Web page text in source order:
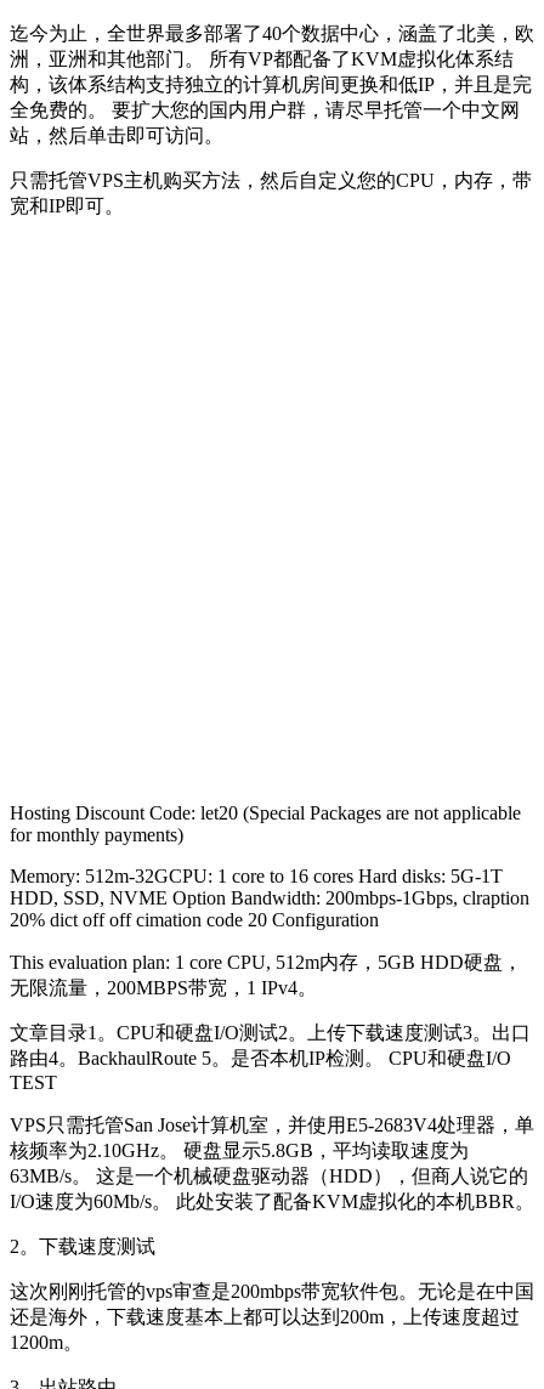
迄今为止，全世界最多部署了40个数据中心，涵盖了北美，欧
洲，亚洲和其他部门。 所有VP都配备了KVM虚拟化体系结
构，该体系结构支持独立的计算机房间更换和低IP，并且是完
全免费的。 要扩大您的国内用户群，请尽早托管一个中文网
站，然后单击即可访问。
只需托管VPS主机购买方法，然后自定义您的CPU，内存，带
宽和IP即可。
Hosting Discount Code: let20 (Special Packages are not applicable
for monthly payments)
Memory: 512m-32GCPU: 1 core to 16 cores Hard disks: 5G-1T
HDD, SSD, NVME Option Bandwidth: 200mbps-1Gbps, clraption
20% dict off off cimation code 20 Configuration
This evaluation plan: 1 core CPU, 512m内存，5GB HDD硬盘，
无限流量，200MBPS带宽，1 IPv4。
文章目录1。CPU和硬盘I/O测试2。上传下载速度测试3。出口
路由4。BackhaulRoute 5。是否本机IP检测。 CPU和硬盘I/O
TEST
VPS只需托管San Jose计算机室，并使用E5-2683V4处理器，单
核频率为2.10GHz。 硬盘显示5.8GB，平均读取速度为
63MB/s。 这是一个机械硬盘驱动器（HDD），但商人说它的
I/O速度为60Mb/s。 此处安装了配备KVM虚拟化的本机BBR。
2。下载速度测试
这次刚刚托管的vps审查是200mbps带宽软件包。无论是在中国
还是海外，下载速度基本上都可以达到200m，上传速度超过
1200m。